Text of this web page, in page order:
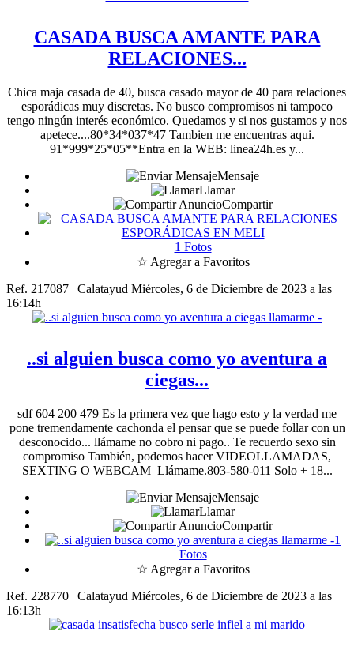
CASADA BUSCA AMANTE PARA
RELACIONES...
Chica maja casada de 40, busca casado mayor de 40 para relaciones
esporádicas muy discretas. No busco compromisos ni tampoco
tengo ningún interés económico. Quedamos y si nos gustamos y nos
apetece....80*34*037*47 Tambien me encuentras aqui.
91*999*25*05**Entra en la WEB: linea24h.es y...
Mensaje
Llamar
Compartir
1 Fotos
☆ Agregar a Favoritos
Ref. 217087 | Calatayud Miércoles, 6 de Diciembre de 2023 a las
16:14h
..si alguien busca como yo aventura a
ciegas...
sdf 604 200 479 Es la primera vez que hago esto y la verdad me
pone tremendamente cachonda el pensar que se puede follar con un
desconocido... llámame no cobro ni pago.. Te recuerdo sexo sin
compromiso También, podemos hacer VIDEOLLAMADAS,
SEXTING O WEBCAM Llámame.803-580-011 Solo + 18...
Mensaje
Llamar
Compartir
1
Fotos
☆ Agregar a Favoritos
Ref. 228770 | Calatayud Miércoles, 6 de Diciembre de 2023 a las
16:13h